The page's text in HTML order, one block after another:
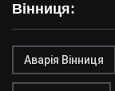
Вінниця:
Аварія Вінниця